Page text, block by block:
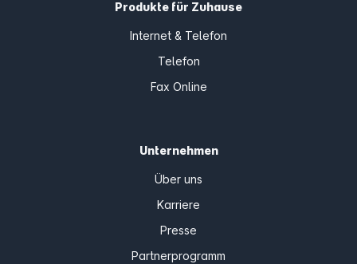
Produkte für Zuhause
Internet & Telefon
Telefon
Fax Online
Unternehmen
Über uns
Karriere
Presse
Partnerprogramm